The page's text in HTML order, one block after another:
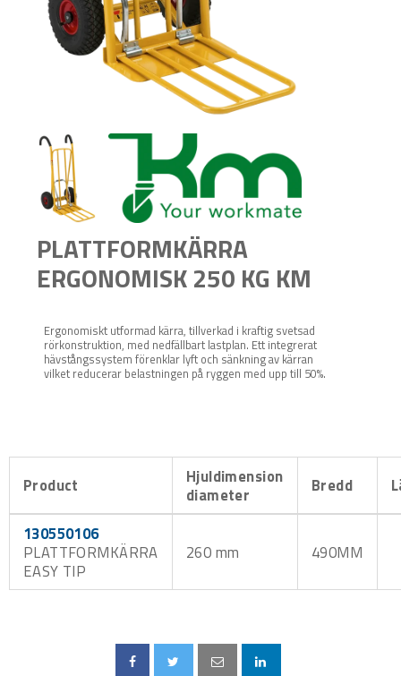
PLATTFORMKÄRRA
ERGONOMISK 250 KG KM
Ergonomiskt utformad kärra, tillverkad i kraftig svetsad
rörkonstruktion, med nedfällbart lastplan. Ett integrerat
hävstångssystem förenklar lyft och sänkning av kärran
vilket reducerar belastningen på ryggen med upp till 50%.
Product
Hjuldimension
diameter
Bredd
130550106
PLATTFORMKÄRRA
EASY TIP
260 mm 490MM